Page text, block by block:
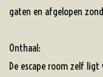
gaten en afgelopen
Onthaal:
De escape room zelf